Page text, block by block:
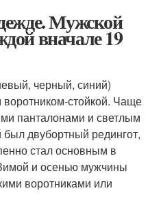
Мужской
вначале 19
черный, синий)
стойкой. Чаще
панталонами и светлым
двубортный редингот,
стал основным в
и осенью мужчины
воротниками или